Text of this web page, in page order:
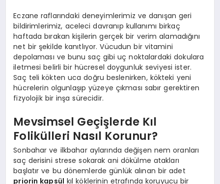
Eczane raflarındaki deneyimlerimiz ve danışan geri
bildirimlerimiz, aceleci davranıp kullanımı birkaç
haftada bırakan kişilerin gerçek bir verim alamadığını
net bir şekilde kanıtlıyor. Vücudun bir vitamini
depolaması ve bunu saç gibi uç noktalardaki dokulara
iletmesi belirli bir hücresel doygunluk seviyesi ister.
Saç teli kökten uca doğru beslenirken, kökteki yeni
hücrelerin olgunlaşıp yüzeye çıkması sabır gerektiren
fizyolojik bir inşa sürecidir.
Mevsimsel Geçişlerde Kıl
Folikülleri Nasıl Korunur?
Sonbahar ve ilkbahar aylarında değişen nem oranları
saç derisini strese sokarak ani dökülme atakları
başlatır ve bu dönemlerde günlük alınan bir adet
priorin kapsül kıl köklerinin etrafında koruyucu bir